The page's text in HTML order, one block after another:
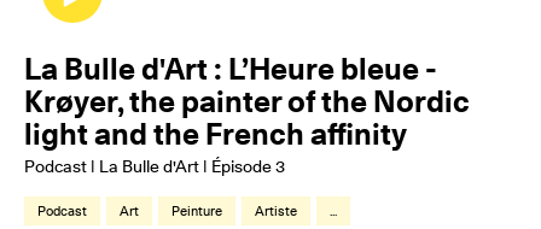
La Bulle d'Art : L’Heure bleue -
Krøyer, the painter of the Nordic
light and the French affinity
Podcast | La Bulle d'Art | Épisode 3
Podcast Art Peinture Artiste ...